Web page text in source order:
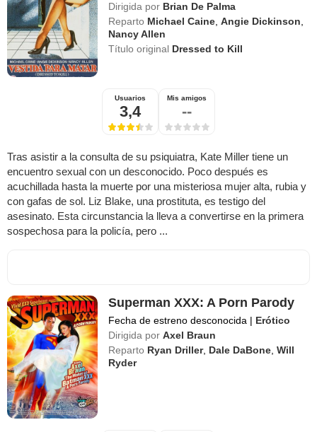
Dirigida por Brian De Palma
Reparto Michael Caine ,Angie Dickinson
Nancy Allen
Título original Dressed to Kill
Usuarios
3,4
Mis amigos
--
Tras asistir a la consulta de su psiquiatra, Kate Miller tiene un
encuentro sexual con un desconocido. Poco después es
acuchillada hasta la muerte por una misteriosa mujer alta, rubia y
con gafas de sol. Liz Blake, una prostituta, es testigo del
asesinato. Esta circunstancia la lleva a convertirse en la primera
sospechosa para la policía, pero ...
Superman XXX: A Porn Parody
Fecha de estreno desconocida | Erótico
Dirigida por Axel Braun
Reparto Ryan Driller, Dale DaBone ,Will
Ryder